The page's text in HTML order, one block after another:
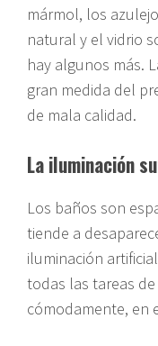
mármol, los
natural y el vidrio
hay algunos más.
gran medida del
de mala calidad.
La iluminación
Los baños son
tiende a
iluminación
todas las tareas
cómodamente, en